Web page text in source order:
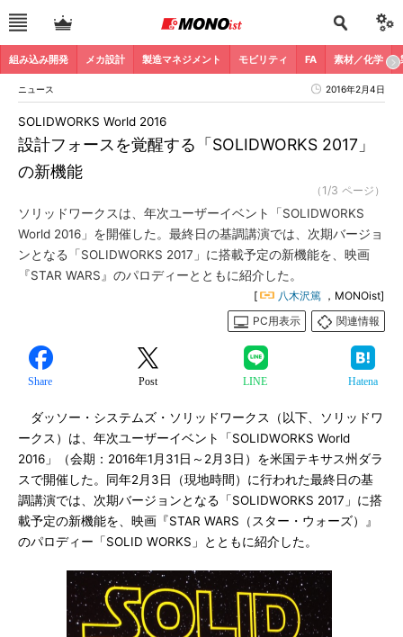
組み込み開発 メカ設計 製造マネジメント モビリティ FA 素材／化学
ニュース 2016年2月4日
設計フォースを覚醒する「SOLIDWORKS 2017」
の新機能
SOLIDWORKS World 2016
（1/3 ページ）
ソリッドワークスは、年次ユーザーイベント「SOLIDWORKS
World 2016」を開催した。最終日の基調講演では、次期バージョ
ンとなる「SOLIDWORKS 2017」に搭載予定の新機能を、映画
『STAR WARS』のパロディーとともに紹介した。
[ 八木沢篤 ，MONOist]
PC用表示
関連情報
Share Post LINE Hatena
ダッソー・システムズ・ソリッドワークス（以下、ソリッドワ
ークス）は、年次ユーザーイベント「SOLIDWORKS World
2016」（会期：2016年1月31日～2月3日）を米国テキサス州ダラ
スで開催した。同年2月3日（現地時間）に行われた最終日の基
調講演では、次期バージョンとなる「SOLIDWORKS 2017」に搭
載予定の新機能を、映画『STAR WARS（スター・ウォーズ）』
のパロディー「SOLID WORKS」とともに紹介した。